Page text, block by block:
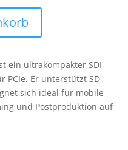
ein ultrakompakter SDI-
PCIe. Er unterstützt SD-
sich ideal für mobile
und Postproduktion auf